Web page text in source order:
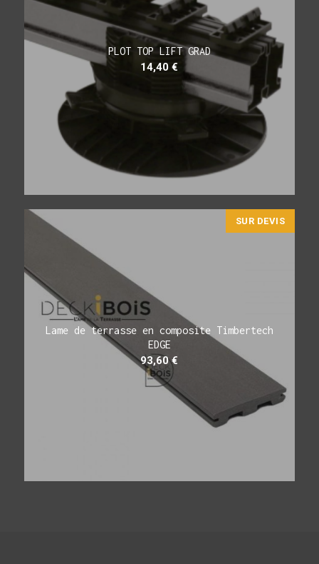
PLOT TOP LIFT GRAD
14,40€
SUR DEVIS
Lame de terrasse en composite Timbertech
EDGE
93,60€